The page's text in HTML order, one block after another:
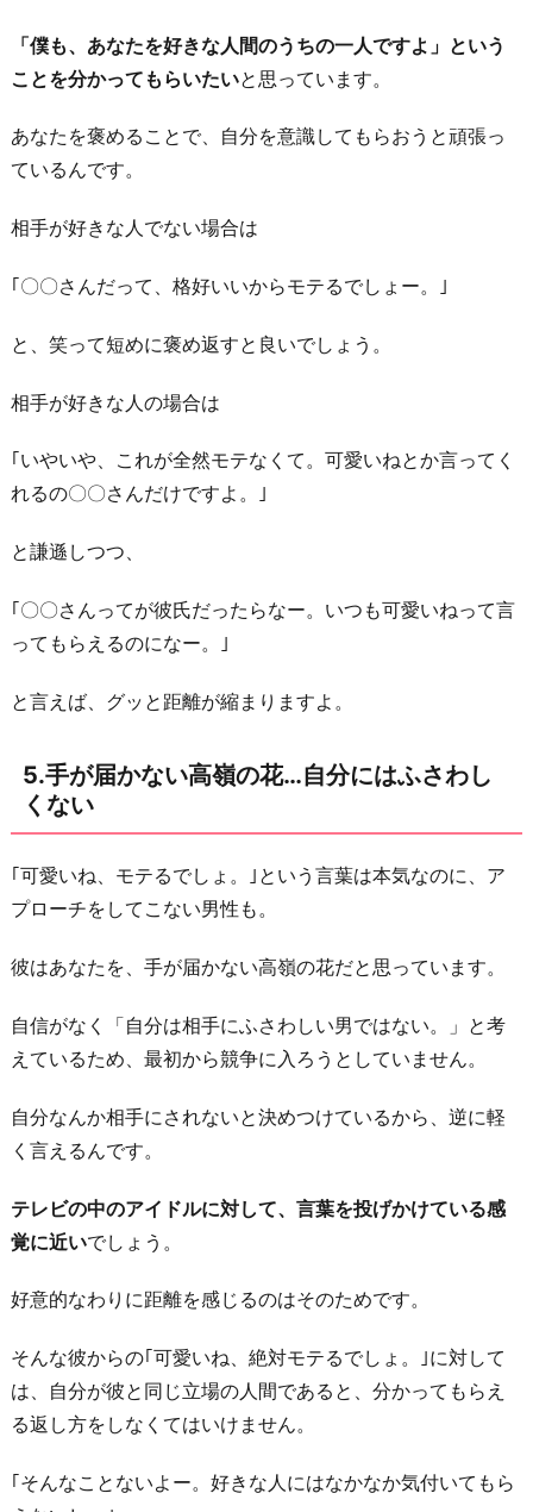
「僕も、あなたを好きな人間のうちの一人ですよ」という
ことを分かってもらいたいと思っています。
あなたを褒めることで、自分を意識してもらおうと頑張っ
ているんです。
相手が好きな人でない場合は
｢〇〇さんだって、格好いいからモテるでしょー。｣
と、笑って短めに褒め返すと良いでしょう。
相手が好きな人の場合は
｢いやいや、これが全然モテなくて。可愛いねとか言ってく
れるの〇〇さんだけですよ。｣
と謙遜しつつ、
｢〇〇さんってが彼氏だったらなー。いつも可愛いねって言
ってもらえるのになー。｣
と言えば、グッと距離が縮まりますよ。
5.手が届かない高嶺の花…自分にはふさわし
くない
｢可愛いね、モテるでしょ。｣という言葉は本気なのに、ア
プローチをしてこない男性も。
彼はあなたを、手が届かない高嶺の花だと思っています。
自信がなく「自分は相手にふさわしい男ではない。」と考
えているため、最初から競争に入ろうとしていません。
自分なんか相手にされないと決めつけているから、逆に軽
く言えるんです。
テレビの中のアイドルに対して、言葉を投げかけている感
覚に近いでしょう。
好意的なわりに距離を感じるのはそのためです。
そんな彼からの｢可愛いね、絶対モテるでしょ。｣に対して
は、自分が彼と同じ立場の人間であると、分かってもらえ
る返し方をしなくてはいけません。
｢そんなことないよー。好きな人にはなかなか気付いてもら